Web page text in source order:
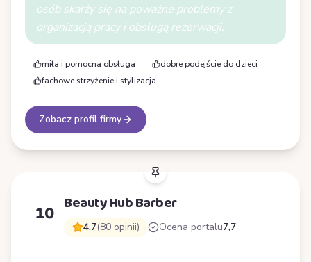
osób skarży się na poważne problemy z
organizacją pracy i obsługą rezerwacji.
miła i pomocna obsługa
dobre podejście do dzieci
fachowe strzyżenie i stylizacja
Zobacz profil firmy
10 Beauty Hub Barber
4,7(80 opinii) Ocena portalu7,7